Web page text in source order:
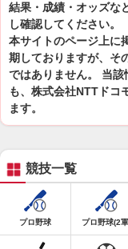
結果・成績・オッズな
し確認してください。
本サイトのページ上に
期しておりますが、そ
ではありません。 当
も、株式会社NTTドコ
ます。
競技一覧
プロ野球 プロ野球(2